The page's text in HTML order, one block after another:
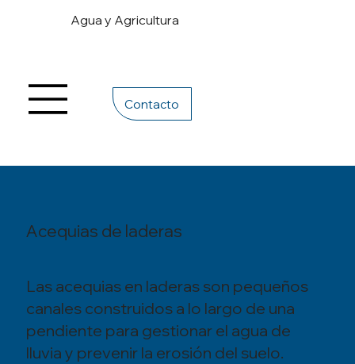
Agua y Agricultura
Contacto
Acequias de laderas
Las acequias en laderas son pequeños
canales construidos a lo largo de una
pendiente para gestionar el agua de
lluvia y prevenir la erosión del suelo.